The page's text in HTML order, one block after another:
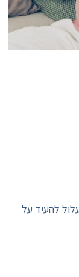
להעיד על